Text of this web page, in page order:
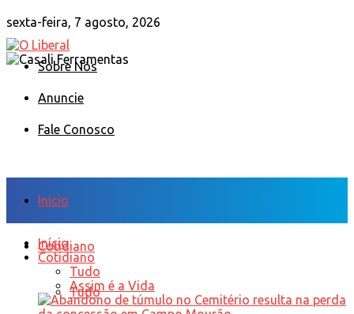
sexta-feira, 7 agosto, 2026
Sobre Nós
Anuncie
Fale Conosco
Início
Cotidiano
Tudo
Início
Cotidiano
Tudo
Assim é a Vida